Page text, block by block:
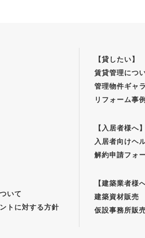
いて
トに対する方針
【貸したい】
賃貸管理につ
管理物件ギャ
リフォーム事
【入居者様へ
入居者向けヘ
解約申請フォ
【建築業者様
建築資材販売
仮設事務所販